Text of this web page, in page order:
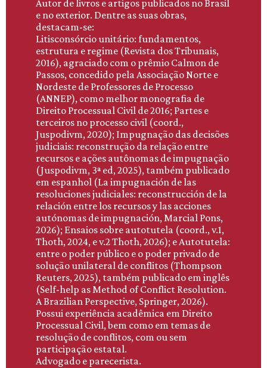
Autor de livros e artigos publicados no Brasil
e no exterior. Dentre as suas obras,
destacam-se:
Litisconsórcio unitário: fundamentos,
estrutura e regime (Revista dos Tribunais,
2016), agraciado com o prêmio Calmon de
Passos, concedido pela Associação Norte e
Nordeste de Professores de Processo
(ANNEP), como melhor monografia de
Direito Processual Civil de 2016; Partes e
terceiros no processo civil (coord.,
Juspodivm, 2020); Impugnação das decisões
judiciais: reconstrução da relação entre
recursos e ações autônomas de impugnação
(Juspodivm, 3ª ed, 2025), também publicado
em espanhol (La impugnación de las
resoluciones judiciales: reconstrucción de la
relación entre los recursos y las acciones
autónomas de impugnación, Marcial Pons,
2026); Ensaios sobre autotutela (coord., v.1,
Thoth, 2024, e v.2 Thoth, 2026); e Autotutela:
entre o poder público e o poder privado de
solução unilateral de conflitos (Thompson
Reuters, 2025), também publicado em inglês
(Self-help as Method of Conflict Resolution.
A Brazilian Perspective, Springer, 2026).
Possui experiência acadêmica em Direito
Processual Civil, bem como em temas de
resolução de conflitos, com ou sem
participação estatal.
Advogado e parecerista.